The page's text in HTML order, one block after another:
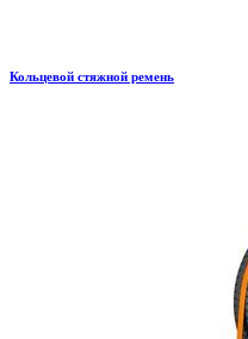
Кольцевой стяжной ремень